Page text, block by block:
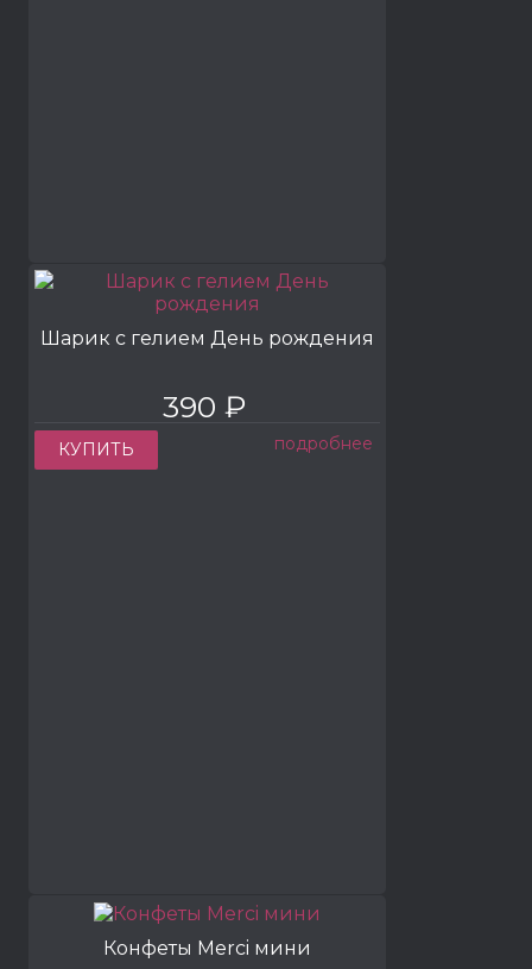
Шарик с гелием День рождения
390 ₽
КУПИТЬ подробнее
Конфеты Merci мини